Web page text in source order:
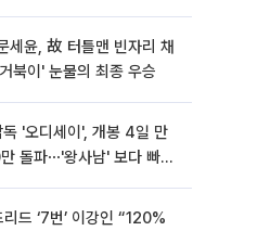
세윤, 故 터틀맨 빈자리 채
북이' 눈물의 최종 우승
독 '오디세이', 개봉 4일 만
돌파⋯'왕사남' 보다 빠르
드 ‘7번’ 이강인 “120%